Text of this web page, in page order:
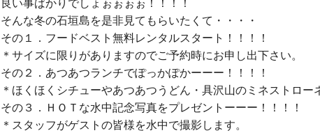
良い事ばかりでしょぉぉぉぉ！！！！
そんな冬の石垣島を是非見てもらいたくて・・・・
その１．フードベスト無料レンタルスタート！！！！
＊サイズに限りがありますのでご予約時にお申し出下さい。
その２．あつあつランチでぽっかぽかーーー！！！！
＊ほくほくシチューやあつあつうどん・具沢山のミネストロー
その３．ＨＯＴな水中記念写真をプレゼントーーー！！！！
＊スタッフがゲストの皆様を水中で撮影します。